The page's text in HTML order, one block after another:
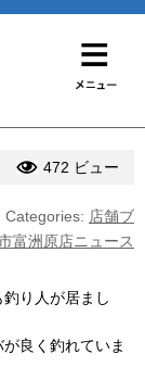
472 ビュー
Categories: 店舗ブ
富洲原店ニュース
り人が居まし
良く釣れていま